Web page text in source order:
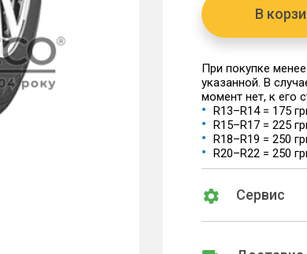
В
При покупке
указанной. В
момент нет, к его
R13–R14 = 175
R15–R17 = 225
R18–R19 = 250
R20–R22 = 250
Сервис